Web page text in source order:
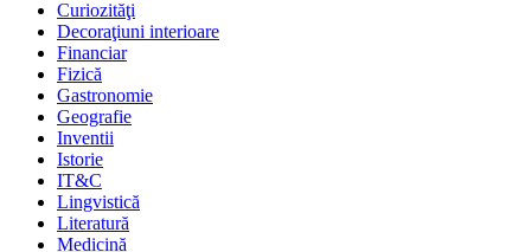
Curiozităţi
Decoraţiuni interioare
Financiar
Fizică
Gastronomie
Geografie
Inventii
Istorie
IT&C
Lingvistică
Literatură
Medicină